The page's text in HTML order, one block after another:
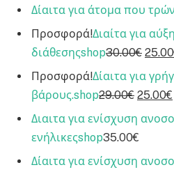
Δίαιτα για άτομα που
Προσφορά!Διαίτα για
διάθεσηςshop30.00€
Προσφορά!Δίαιτα για
βάρους.shop29.00€ 25.00€
Διαιτα για ενίσχυση
ενήλικεςshop35.00€
Δίαιτα για ενίσχυση